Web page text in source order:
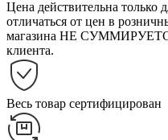
Цена действительна только
отличаться от цен в
магазина НЕ СУММИРУЕТСЯ
клиента.
Весь товар сертифицирован